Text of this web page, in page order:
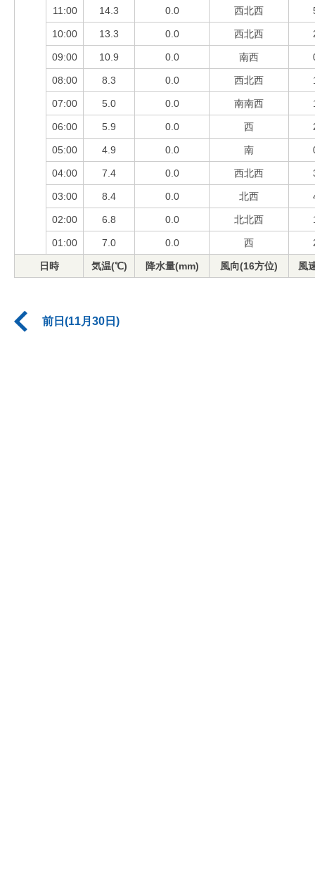
11:00 14.3 0.0 西北西
10:00 13.3 0.0 西北西
09:00 10.9 0.0 南西
08:00 8.3 0.0 西北西
07:00 5.0 0.0 南南西
06:00 5.9 0.0 西
05:00 4.9 0.0 南
04:00 7.4 0.0 西北西
03:00 8.4 0.0 北西
02:00 6.8 0.0 北北西
01:00 7.0 0.0 西
日時 気温(℃) 降水量(mm) 風向(16方位) 風
前日(11月30日)